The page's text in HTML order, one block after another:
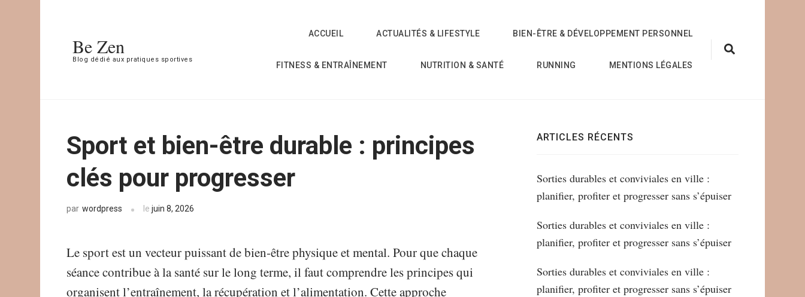
contenuBe Zen
Blog dédié aux pratiques sportives
ACCUEIL ACTUALITÉS & LIFESTYLE BIEN-ÊTRE & DÉVELOPPEMENT PERSONNEL
FITNESS & ENTRAÎNEMENT NUTRITION & SANTÉ RUNNING MENTIONS LÉGALES
Sport et bien-être durable : principes
clés pour progresser
par wordpress lejuin 8, 2026
Le sport est un vecteur puissant de bien-être physique et mental. Pour que chaque
séance contribue à la santé sur le long terme, il faut comprendre les principes qui
organisent l’entraînement, la récupération et l’alimentation. Cette approche
ARTICLES RÉCENTS
Sorties durables et conviviales en ville :
planifier, profiter et progresser sans s’épuiser
Sorties durables et conviviales en ville :
planifier, profiter et progresser sans s’épuiser
Sorties durables et conviviales en ville :
planifier, profiter et progresser sans s’épuiser